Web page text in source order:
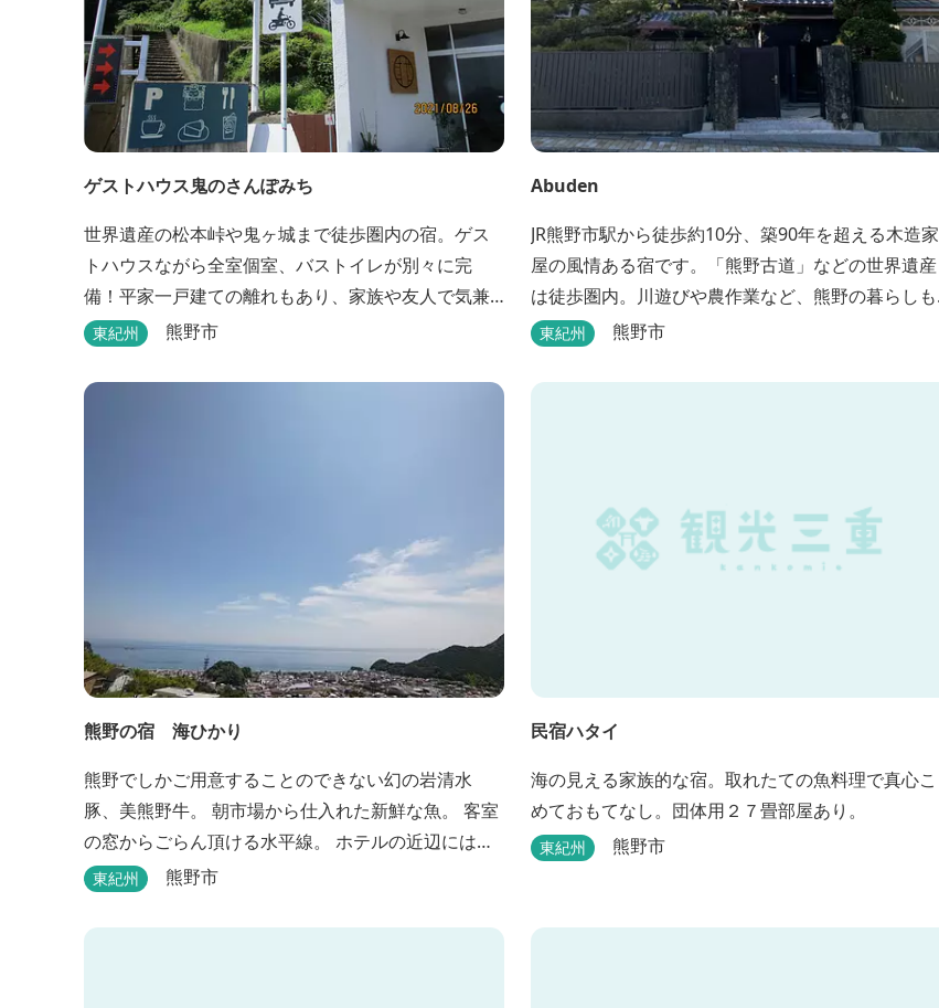
ゲストハウス鬼のさんぽみち
世界遺産の松本峠や鬼ヶ城まで徒歩圏内の宿。ゲス
トハウスながら全室個室、バストイレが別々に完
備！平家一戸建ての離れもあり、家族や友人で気兼
ねなく泊まれます。
東紀州 熊野市
Abuden
JR熊野市駅から徒歩約10分、築90年を超える木造家
屋の風情ある宿です。「熊野古道」などの世界遺産
は徒歩圏内。川遊びや農作業など、熊野の暮らしも
楽しめます。
東紀州 熊野市
熊野の宿 海ひかり
熊野でしかご用意することのできない幻の岩清水
豚、美熊野牛。 朝市場から仕入れた新鮮な魚。 客室
の窓からごらん頂ける水平線。 ホテルの近辺には世
東紀州 熊野市
民宿ハタイ
海の見える家族的な宿。取れたての魚料理で真心こ
めておもてなし。団体用２７畳部屋あり。
東紀州 熊野市